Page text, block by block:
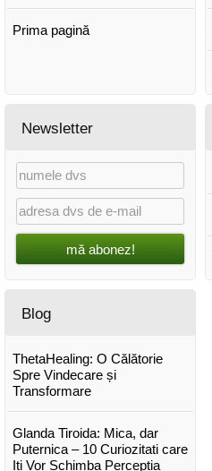
Prima pagină
Newsletter
mă abonez!
Blog
ThetaHealing: O Călătorie
Spre Vindecare și
Transformare
Glanda Tiroida: Mica, dar
Puternica – 10 Curiozitati care
Iti Vor Schimba Perceptia